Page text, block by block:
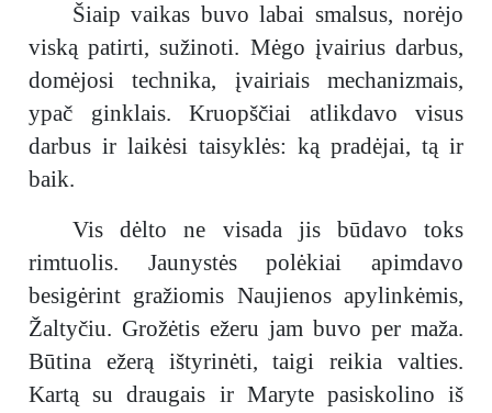
Šiaip vaikas buvo labai smalsus, norėjo
viską patirti, sužinoti. Mėgo įvairius darbus,
domėjosi technika, įvairiais mechanizmais,
ypač ginklais. Kruopščiai atlikdavo visus
darbus ir laikėsi taisyklės: ką pradėjai, tą ir
baik.
Vis dėlto ne visada jis būdavo toks
rimtuolis. Jaunystės polėkiai apimdavo
besigėrint gražiomis Naujienos apylinkėmis,
Žaltyčiu. Grožėtis ežeru jam buvo per maža.
Būtina ežerą ištyrinėti, taigi reikia valties.
Kartą su draugais ir Maryte pasiskolino iš